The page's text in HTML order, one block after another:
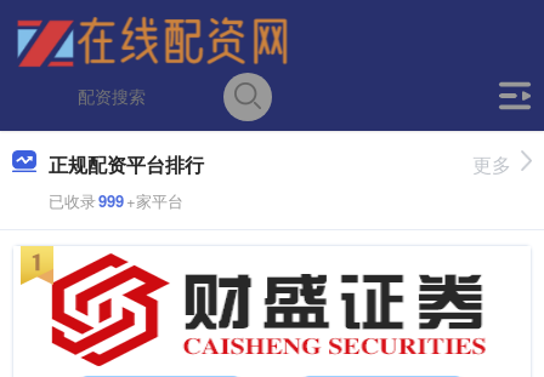
正规配资平台排行
已收录999+家平台
更多